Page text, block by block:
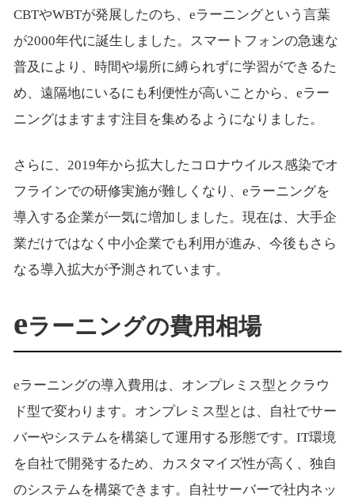
CBTやWBTが発展したのち、eラーニングという言葉
が2000年代に誕生しました。スマートフォンの急速な
普及により、時間や場所に縛られずに学習ができるた
め、遠隔地にいるにも利便性が高いことから、eラー
ニングはますます注目を集めるようになりました。
さらに、2019年から拡大したコロナウイルス感染でオ
フラインでの研修実施が難しくなり、eラーニングを
導入する企業が一気に増加しました。現在は、大手企
業だけではなく中小企業でも利用が進み、今後もさら
なる導入拡大が予測されています。
eラーニングの費用相場
eラーニングの導入費用は、オンプレミス型とクラウ
ド型で変わります。オンプレミス型とは、自社でサー
バーやシステムを構築して運用する形態です。IT環境
を自社で開発するため、カスタマイズ性が高く、独自
のシステムを構築できます。自社サーバーで社内ネッ